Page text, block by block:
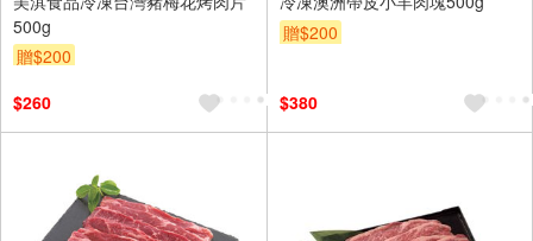
500g
贈$200
$260
贈$200
$380